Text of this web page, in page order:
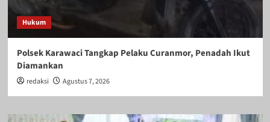
Hukum
Polsek Karawaci Tangkap Pelaku Curanmor, Penadah Ikut
Diamankan
redaksi Agustus 7, 2026